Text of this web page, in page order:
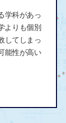
学科があっ
よりも個別
してしまっ
能性が高い